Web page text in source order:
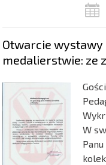
Otwarcie wystawy
medalierstwie: ze
W